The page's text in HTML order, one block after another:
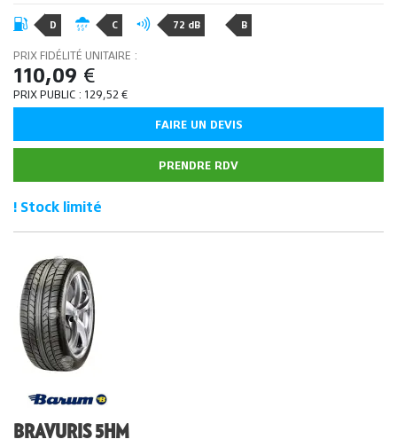
D C 72 dB B
PRIX FIDÉLITÉ UNITAIRE :
110,09 €
PRIX PUBLIC : 129,52 €
FAIRE UN DEVIS
PRENDRE RDV
! Stock limité
BRAVURIS 5HM